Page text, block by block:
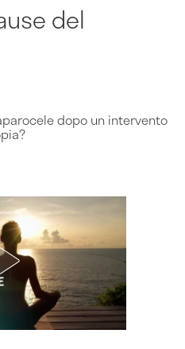
del
dopo un intervento